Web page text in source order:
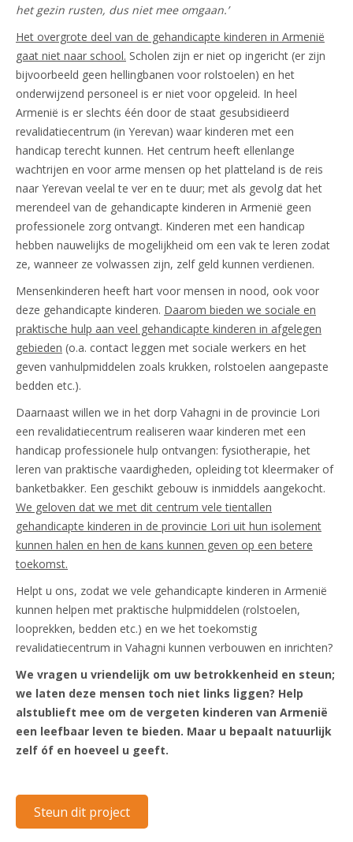
het gezin rusten, dus niet mee omgaan.’
Het overgrote deel van de gehandicapte kinderen in Armenië
gaat niet naar school. Scholen zijn er niet op ingericht (er zijn
bijvoorbeeld geen hellingbanen voor rolstoelen) en het
onderwijzend personeel is er niet voor opgeleid. In heel
Armenië is er slechts één door de staat gesubsidieerd
revalidatiecentrum (in Yerevan) waar kinderen met een
handicap terecht kunnen. Het centrum heeft ellenlange
wachtrijen en voor arme mensen op het platteland is de reis
naar Yerevan veelal te ver en te duur; met als gevolg dat het
merendeel van de gehandicapte kinderen in Armenië geen
professionele zorg ontvangt. Kinderen met een handicap
hebben nauwelijks de mogelijkheid om een vak te leren zodat
ze, wanneer ze volwassen zijn, zelf geld kunnen verdienen.
Mensenkinderen heeft hart voor mensen in nood, ook voor
deze gehandicapte kinderen. Daarom bieden we sociale en
praktische hulp aan veel gehandicapte kinderen in afgelegen
gebieden (o.a. contact leggen met sociale werkers en het
geven vanhulpmiddelen zoals krukken, rolstoelen aangepaste
bedden etc.).
Daarnaast willen we in het dorp Vahagni in de provincie Lori
een revalidatiecentrum realiseren waar kinderen met een
handicap professionele hulp ontvangen: fysiotherapie, het
leren van praktische vaardigheden, opleiding tot kleermaker of
banketbakker. Een geschikt gebouw is inmiddels aangekocht.
We geloven dat we met dit centrum vele tientallen
gehandicapte kinderen in de provincie Lori uit hun isolement
kunnen halen en hen de kans kunnen geven op een betere
toekomst.
Helpt u ons, zodat we vele gehandicapte kinderen in Armenië
kunnen helpen met praktische hulpmiddelen (rolstoelen,
looprekken, bedden etc.) en we het toekomstig
revalidatiecentrum in Vahagni kunnen verbouwen en inrichten?
We vragen u vriendelijk om uw betrokkenheid en steun;
we laten deze mensen toch niet links liggen? Help
alstublieft mee om de vergeten kinderen van Armenië
een leefbaar leven te bieden. Maar u bepaalt natuurlijk
zelf óf en hoeveel u geeft.
Steun dit project